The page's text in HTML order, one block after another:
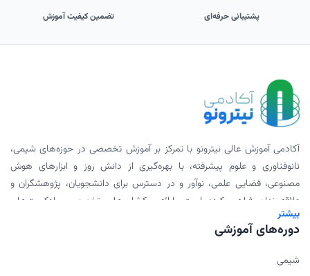
پشتیبانی حرفه‌ای تضمین کیفیت آموزش
آکادمی آموزش عالی نیترونو با تمرکز بر آموزش تخصصی در حوزه‌های شیمی،
نانوفناوری و علوم پیشرفته، با بهره‌گیری از دانش روز و ابزارهای هوش
مصنوعی، فضایی علمی، نوآور و در دسترس برای دانشجویان، پژوهشگران و
علاقه‌مندان فراهم کرده است. ارائه ورکشاپ‌های تخصصی، پادکست‌های
علمی، محتوای دانلودی و همکاری با اساتید برجسته، بخشی از مأموریت ما
برای گسترش علم به شیوه‌ای مدرن و اثربخش است.
بیشتر
دوره‌های آموزشی
شیمی